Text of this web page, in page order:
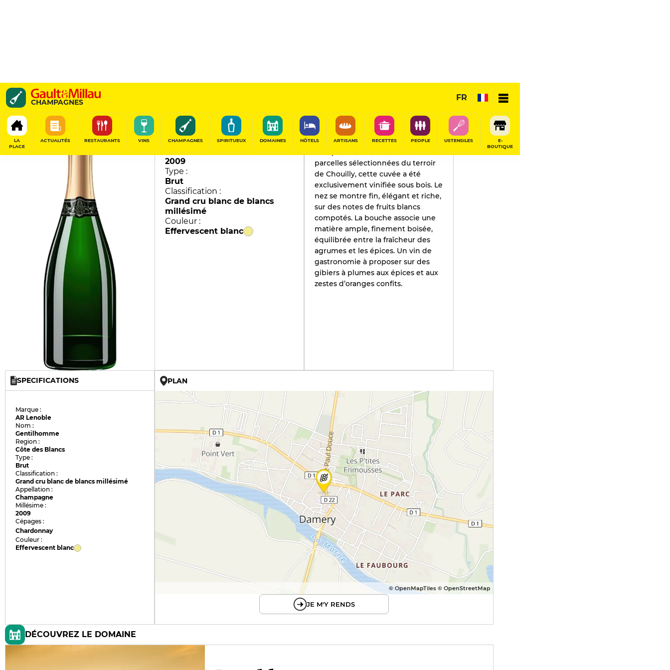
CHAMPAGNES
FR
LA
PLACE
ACTUALITÉS RESTAURANTS VINS CHAMPAGNES SPIRITUEUX DOMAINES HÔTELS ARTISANS RECETTES PEOPLE USTENSILES
E-
BOUTIQUE
Gentilhomme
AR Lenoble
PARTAGER
94/100
Champagne
Millésime :
2009
Type :
Brut
Classification :
Grand cru blanc de blancs
millésimé
Couleur :
Effervescent blanc
L'AVIS DE GAULT&MILLAU
2019
Composée de raisins issus de
parcelles sélectionnées du terroir
de Chouilly, cette cuvée a été
exclusivement vinifiée sous bois. Le
nez se montre fin, élégant et riche,
sur des notes de fruits blancs
compotés. La bouche associe une
matière ample, finement boisée,
équilibrée entre la fraîcheur des
agrumes et les épices. Un vin de
gastronomie à proposer sur des
gibiers à plumes aux épices et aux
zestes d’oranges confits.
SPECIFICATIONS
Marque :
AR Lenoble
Nom :
Gentilhomme
Region :
Côte des Blancs
Type :
Brut
Classification :
Grand cru blanc de blancs millésimé
Appellation :
Champagne
Millésime :
2009
Cépages :
Chardonnay
Couleur :
Effervescent blanc
PLAN
© OpenMapTiles © OpenStreetMap
JE M'Y RENDS
DÉCOUVREZ LE DOMAINE